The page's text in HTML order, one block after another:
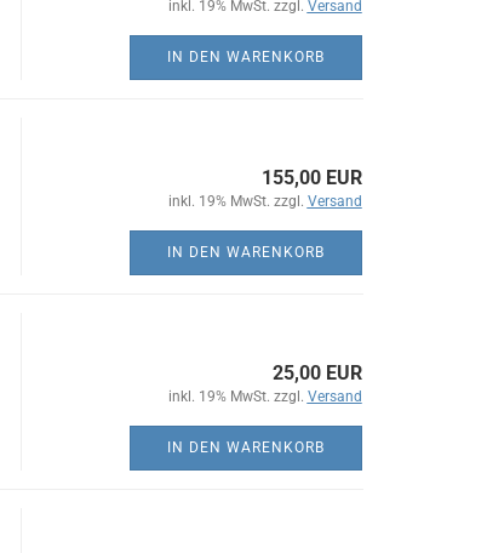
inkl. 19% MwSt. zzgl. Versand
IN DEN WARENKORB
155,00 EUR
inkl. 19% MwSt. zzgl. Versand
IN DEN WARENKORB
25,00 EUR
inkl. 19% MwSt. zzgl. Versand
IN DEN WARENKORB